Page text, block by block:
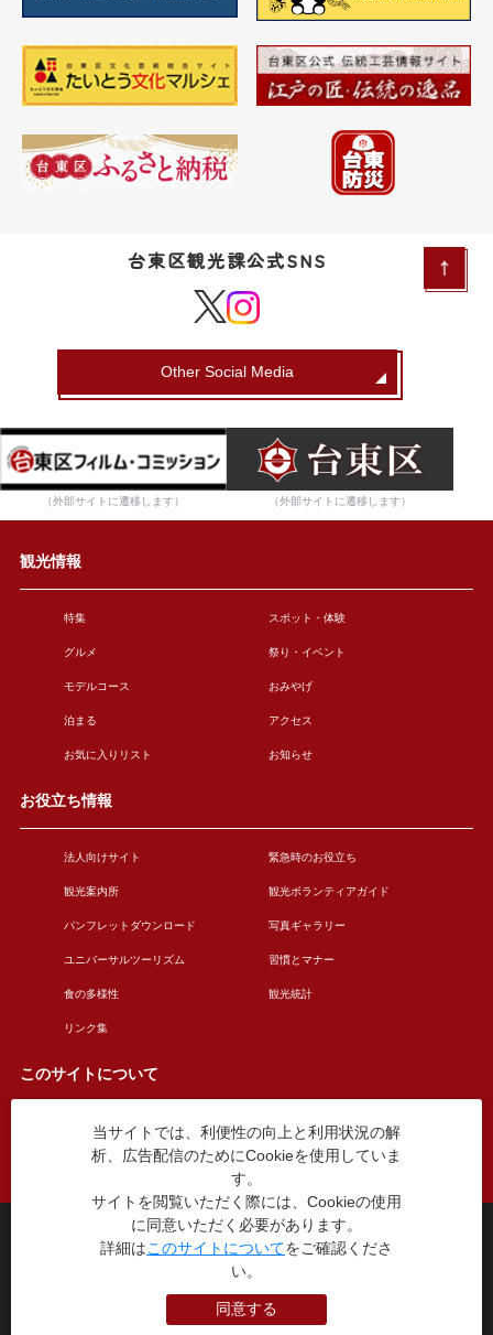
台東区観光課公式SNS
Other Social Media
（外部サイトに遷移します） （外部サイトに遷移します）
観光情報
特集 スポット・体験
グルメ 祭り・イベント
モデルコース おみやげ
泊まる アクセス
お気に入りリスト お知らせ
お役立ち情報
法人向けサイト 緊急時のお役立ち
観光案内所 観光ボランティアガイド
パンフレットダウンロード 写真ギャラリー
ユニバーサルツーリズム 習慣とマナー
食の多様性 観光統計
リンク集
このサイトについて
このサイトについて 広告掲載について
お問い合わせ
台東区役所観光課
〒110-8615 東京都台東区東上野4丁目5番6号
TEL：03-5246-1151
本WEBサイトに掲就されている全データについて無断転載・引用を禁じます。
当サイトでは、利便性の向上と利用状況の解
析、広告配信のためにCookieを使用していま
す。
サイトを閲覧いただく際には、Cookieの使用
に同意いただく必要があります。
詳細はこのサイトについてをご確認くださ
い。
同意する